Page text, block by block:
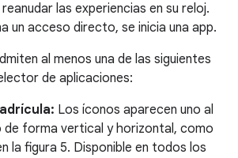
las experiencias en su reloj.
un acceso directo, se inicia una app.
al menos una de las siguientes
de aplicaciones:
Los íconos aparecen uno al
de forma vertical y horizontal, como
la figura 5. Disponible en todos los